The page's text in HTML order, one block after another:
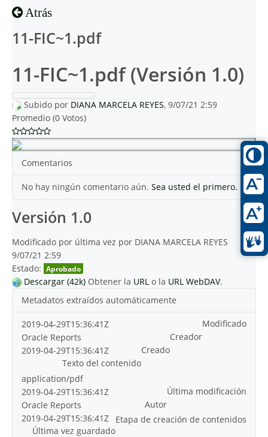
Atrás
11-FIC~1.pdf
11-FIC~1.pdf (Versión 1.0)
Subido por DIANA MARCELA REYES, 9/07/21 2:59
Promedio (0 Votos)
Comentarios
No hay ningún comentario aún. Sea usted el primero.
Versión 1.0
Modificado por última vez por DIANA MARCELA REYES
9/07/21 2:59
Estado: Aprobado
Descargar (42k) Obtener la URL o la URL WebDAV.
Metadatos extraídos automáticamente
Modificado
2019-04-29T15:36:41Z
Creador
Oracle Reports
Creado
2019-04-29T15:36:41Z
Texto del contenido
application/pdf
Última modificación
2019-04-29T15:36:41Z
Autor
Oracle Reports
Etapa de creación de contenidos
2019-04-29T15:36:41Z
Última vez guardado